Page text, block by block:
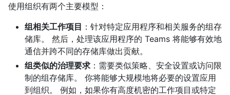
使用组织有两个主要模型：
组相关工作项目 ：针对特定应用程序和相关服务的组存
储库。 然后，处理该应用程序的 Teams 将能够有效地
通信并跨不同的存储库做出贡献。
组类似的治理要求 ：需要类似策略、安全设置或访问限
制的组存储库。 你将能够大规模地将必要的设置应用
到组织。 例如，如果你有高度机密的工作项目或特定